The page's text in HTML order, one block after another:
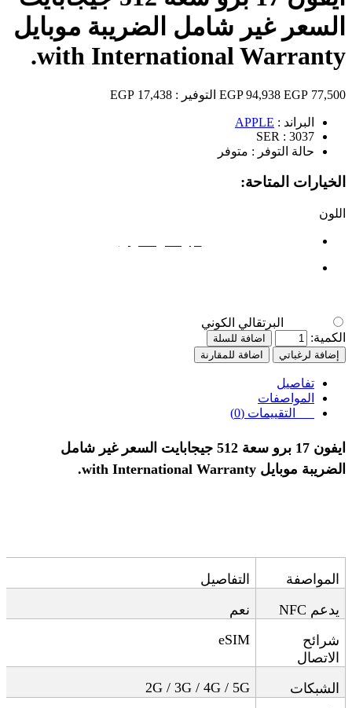
السعر غير شامل الضريبة موبايل
with International Warranty.
77,500 EGP
94,938 EGP التوفير : 17,438 EGP
البراند : APPLE
SER : 3037
حالة التوفر : متوفر
الخيارات المتاحة:
اللون
البرتقالي الكوني
الكمية:
اضافة للسلة
إضافة لرغباتي
اضافة للمقارنة
تفاصيل
المواصفات
التقييمات (0)
ايفون 17 برو سعة 512 جيجابايت السعر غير شامل
الضريبة موبايل
المواصفة
التفاصيل
يدعم
نعم
شرائح
الاتصال
eSIM
الشبكات
2G / 3G / 4G / 5G